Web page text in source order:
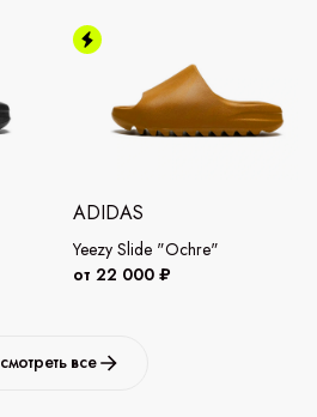
ADIDAS
Yeezy Slide "Ochre"
от 22 000 ₽
все